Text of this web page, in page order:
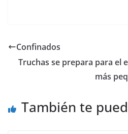
Confinados
Truchas se prepara para el
más
También te